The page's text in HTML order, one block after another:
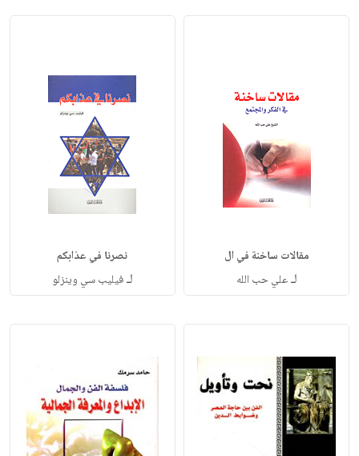
مقالات ساخنة في ال
لـعلي حب الله
نصرنا في عذابكم
لـفيليب سي وينزلو